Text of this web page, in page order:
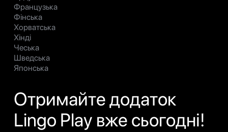
Французька
Фінська
Хорватська
Хінді
Чеська
Шведська
Японська
Отримайте додаток
Lingo Play вже сьогодні!